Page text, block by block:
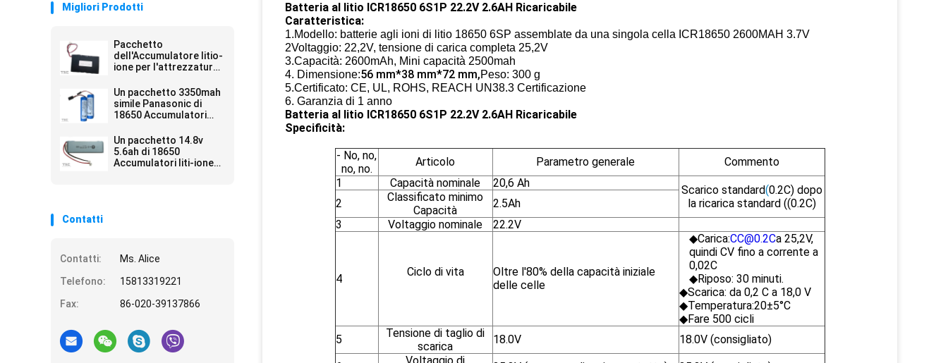
Migliori Prodotti
Pacchetto
dell'Accumulatore litio-
ione per l'attrezzatura
18650 13.2AH 3.7V
Un pacchetto 3350mah
simile Panasonic di
18650 Accumulatori
l'illuminazione
Un pacchetto 14.8v
5.6ah di 18650
Accumulatori liti-ione
Contatti
Contatti:
Ms. Alice
Telefono:
15813319221
Fax:
86-020-39137866
Batteria al litio ICR18650 6S1P 22.2V 2.6AH Ricaricabile
Caratteristica:
1.Modello: batterie agli ioni di litio 18650 6SP assemblate da una singola cella ICR18650 2600MAH 3.7V
2Voltaggio: 22,2V, tensione di carica completa 25,2V
3.Capacità: 2600mAh, Mini capacità 2500mah
4. Dimensione:56 mm*38 mm*72 mm,Peso: 300 g
5.Certificato: CE, UL, ROHS, REACH UN38.3 Certificazione
6. Garanzia di 1 anno
Batteria al litio ICR18650 6S1P 22.2V 2.6AH Ricaricabile
Specificità:
- No, no,
no, no.
Articolo Parametro generale
Commento
1
Capacità nominale 20,6 Ah
Scarico standard(0.2C) dopo
la ricarica standard ((0.2C)
2
Classificato minimo
Capacità
2.5Ah
3
Voltaggio nominale 22.2V
4
Ciclo di vita
Oltre l'80% della capacità iniziale
delle celle
◆Carica:CC@0.2Ca 25,2V,
quindi CV fino a corrente a
0,02C
◆Riposo: 30 minuti.
◆Scarica: da 0,2 C a 18,0 V
◆Temperatura:20±5°C
◆Fare 500 cicli
5
Tensione di taglio di
scarica
18.0V 18.0V (consigliato)